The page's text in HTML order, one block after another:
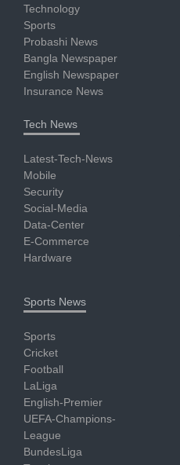
Technology
Sports
Probashi News
Bangla Newspaper
English Newspaper
Insurance News
Tech News
Latest-Tech-News
Mobile
Security
Social-Media
Data-Center
E-Commerce
Hardware
Sports News
Sports
Cricket
Football
LaLiga
English-Premier
UEFA-Champions-
League
BundesLiga